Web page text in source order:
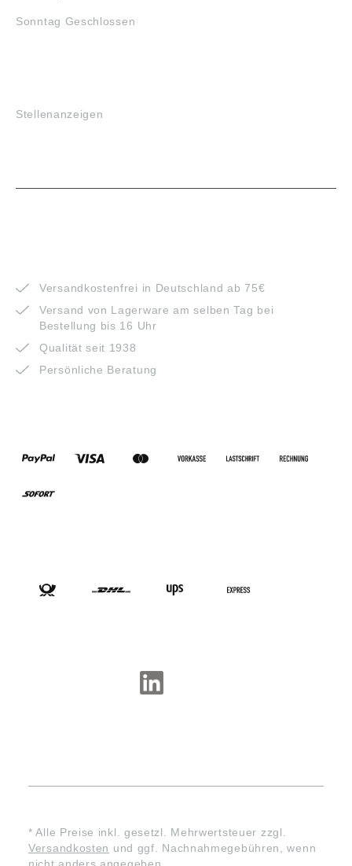
Sonntag Geschlossen
Stellenanzeigen
Versandkostenfrei in Deutschland ab 75€
Versand von Lagerware am selben Tag bei
Bestellung bis 16 Uhr
Qualität seit 1938
Persönliche Beratung
* Alle Preise inkl. gesetzl. Mehrwertsteuer zzgl.
Versandkosten und ggf. Nachnahmegebühren, wenn